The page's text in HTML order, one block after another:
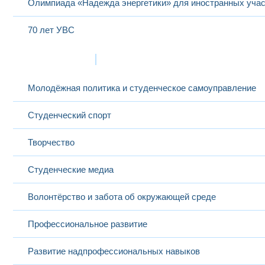
Олимпиада «Надежда энергетики» для иностранных
70 лет УВС
Молодёжная политика и студенческое самоуправление
Студенческий спорт
Творчество
Студенческие медиа
Волонтёрство и забота об окружающей среде
Профессиональное развитие
Развитие надпрофессиональных навыков